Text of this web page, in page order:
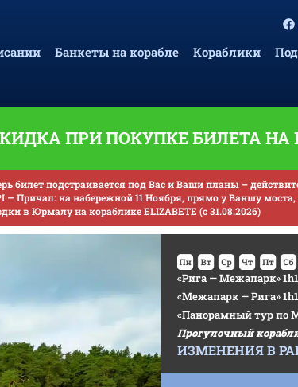
Банкеты на корабле Кораблики
ПРИ ПОКУПКЕ БИЛЕТА
билет подстраивается под Вас и Ваши планы –
— Причал: на набережной 11 Ноября, прямо у Ваншу моста,
в Юрмалу на кораблике ELIZABETE (с 31.08.2026)
«Рига — Межапарк»
«Межапарк — Рига»
«Панорамный тур по
Прогулочный
ИЗМЕНЕНИЯ В